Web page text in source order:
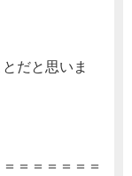
だと思いま
＝＝＝＝＝＝